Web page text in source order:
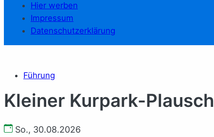
Hier werben
Impressum
Datenschutzerklärung
Führung
Kleiner Kurpark-Plausch
So., 30.08.2026